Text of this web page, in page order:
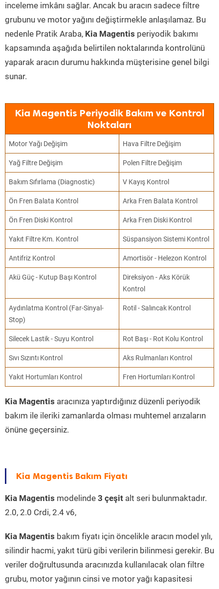
inceleme imkânı sağlar. Ancak bu aracın sadece filtre
grubunu ve motor yağını değiştirmekle anlaşılamaz. Bu
nedenle Pratik Araba, Kia Magentis periyodik bakımı
kapsamında aşağıda belirtilen noktalarında kontrolünü
yaparak aracın durumu hakkında müşterisine genel bilgi
sunar.
Kia Magentis Periyodik Bakım ve Kontrol
Noktaları
Motor Yağı Değişim Hava Filtre Değişim
Yağ Filtre Değişim Polen Filtre Değişim
Bakım Sıfırlama (Diagnostic) V Kayış Kontrol
Ön Fren Balata Kontrol Arka Fren Balata Kontrol
Ön Fren Diski Kontrol Arka Fren Diski Kontrol
Yakıt Filtre Km. Kontrol Süspansiyon Sistemi Kontrol
Antifriz Kontrol Amortisör - Helezon Kontrol
Akü Güç - Kutup Başı Kontrol
Direksiyon - Aks Körük
Kontrol
Aydınlatma Kontrol (Far-Sinyal-
Stop)
Rotil - Salıncak Kontrol
Silecek Lastik - Suyu Kontrol Rot Başı - Rot Kolu Kontrol
Sıvı Sızıntı Kontrol Aks Rulmanları Kontrol
Yakıt Hortumları Kontrol Fren Hortumları Kontrol
Kia Magentis aracınıza yaptırdığınız düzenli periyodik
bakım ile ileriki zamanlarda olması muhtemel arızaların
önüne geçersiniz.
Kia Magentis Bakım Fiyatı
Kia Magentis modelinde 3 çeşit alt seri bulunmaktadır.
2.0, 2.0 Crdi, 2.4 v6,
Kia Magentis bakım fiyatı için öncelikle aracın model yılı,
silindir hacmi, yakıt türü gibi verilerin bilinmesi gerekir. Bu
veriler doğrultusunda aracınızda kullanılacak olan filtre
grubu, motor yağının cinsi ve motor yağı kapasitesi